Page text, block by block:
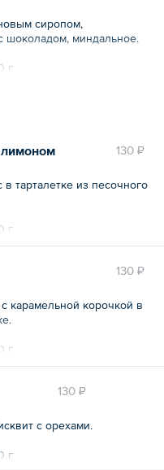
сиропом,
шоколадом, миндальное.
г
130 ₽
лимоном
тарталетке из песочного
г
130 ₽
карамельной корочкой в
г
130 ₽
с орехами.
г